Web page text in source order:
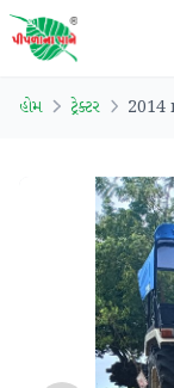
હોમ ટ્રેક્ટર